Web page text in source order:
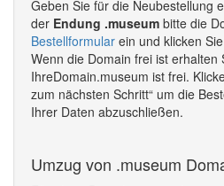
Geben Sie für die Neubestellung
der Endung .museum bitte die
Bestellformular ein und klicken
Wenn die Domain frei ist erhalten
IhreDomain.museum ist frei.
zum nächsten Schritt“ um die
Ihrer Daten abzuschließen.
Umzug von .museum